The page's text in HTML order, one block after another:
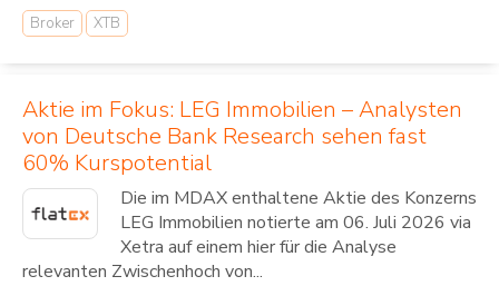
Broker XTB
Aktie im Fokus: LEG Immobilien – Analysten
von Deutsche Bank Research sehen fast
60% Kurspotential
Die im MDAX enthaltene Aktie des Konzerns
LEG Immobilien notierte am 06. Juli 2026 via
Xetra auf einem hier für die Analyse
relevanten Zwischenhoch von...